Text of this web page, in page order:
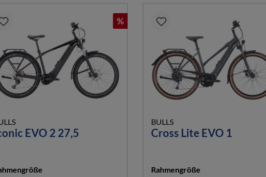
%
EVO 2 27,5
BULLS
Cross Lite EVO 1
Rahmengrößeauswählen